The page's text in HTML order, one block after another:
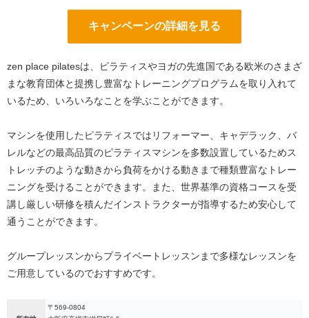
キャンペーンの詳細を見る
zen place pilatesは、ピラティスやヨガの先進国である欧米のさまざ
まな教育団体と提携し豊富なトレーニングプログラムを取り入れて
いるため、いろいろなことを学ぶことができます。
マシンを使用したピラティスではリフォーマー、キャデラック、バ
レルなどの最高品質のピラティスマシンを多数設置しているためス
トレッチのような動きから負荷をかける動きまで種類豊富なトレー
ニングを受けることができます。また、世界基準の資格コースを受
講し厳しい研修を積んだインストラクターが指導するため安心して
通うことができます。
グループレッスンからプライベートレッスンまで多様なレッスンを
ご用意しているのでおすすめです。
〒569-0804